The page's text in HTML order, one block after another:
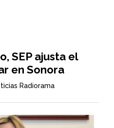
SEP ajusta el
en Sonora
Radiorama